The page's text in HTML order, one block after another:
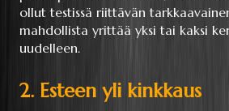
ollut testissä riittävän
mahdollista yrittää yksi tai kaksi
uudelleen.
2. Esteen yli kinkkaus